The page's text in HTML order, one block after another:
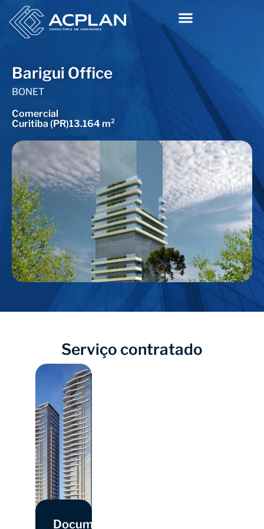
Barigui Office
BONET
Comercial
Curitiba (PR)13.164 m²
Serviço contratado
Documentação